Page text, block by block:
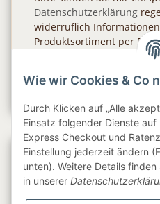
Datenschutzerklärung
widerruflich
Produktsortiment per E-
Gesetzliche Informationen
Wie wir Cookies & Co
Durch Klicken auf „Alle
Einsatz folgender Dienste auf
Express Checkout und
Einstellung jederzeit ändern
unten). Weitere Details finden
in unserer